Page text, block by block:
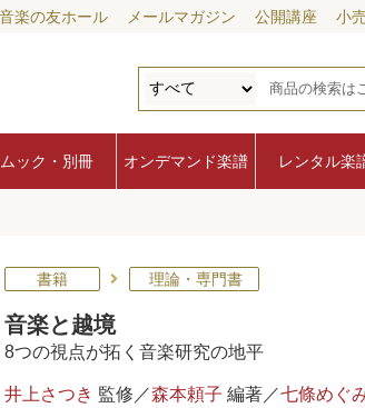
音楽の友ホール メールマガジン 公開講座 小
ムック・別冊 オンデマンド楽譜 レンタル楽
書籍 理論・専門書
音楽と越境
8つの視点が拓く音楽研究の地平
井上さつき 監修／森本頼子 編著／七條めぐ